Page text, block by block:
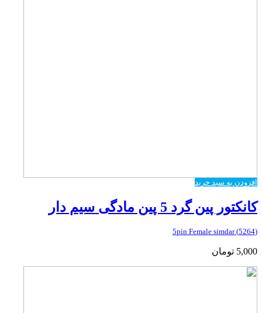
افزودن به سبد خرید
کانکتور پین گرد 5 پین مادگی سیم دار
(5264) 5pin Female simdar
5,000 تومان